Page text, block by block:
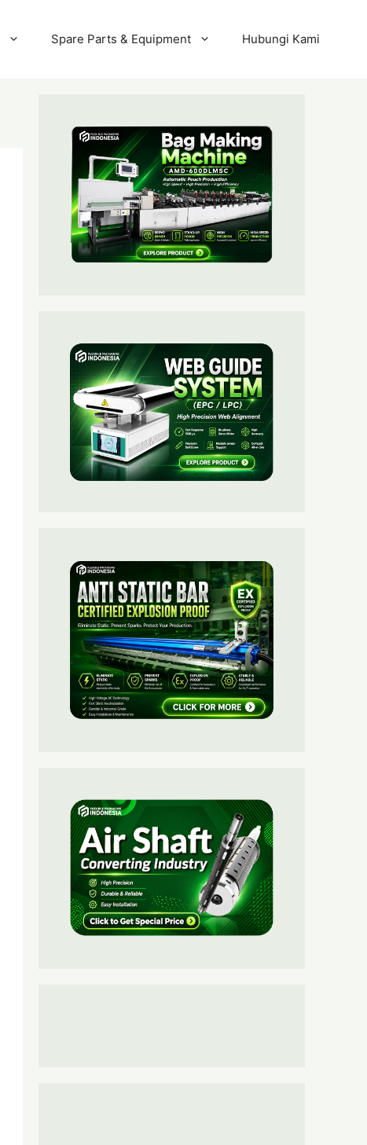
Spare Parts & Equipment Hubungi Kami